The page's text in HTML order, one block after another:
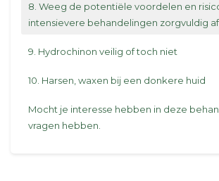
8. Weeg de potentiële voordelen en
intensievere behandelingen zorgvuldig af
9. Hydrochinon veilig of toch niet
10. Harsen, waxen bij een donkere huid
Mocht je interesse hebben in deze
vragen hebben.